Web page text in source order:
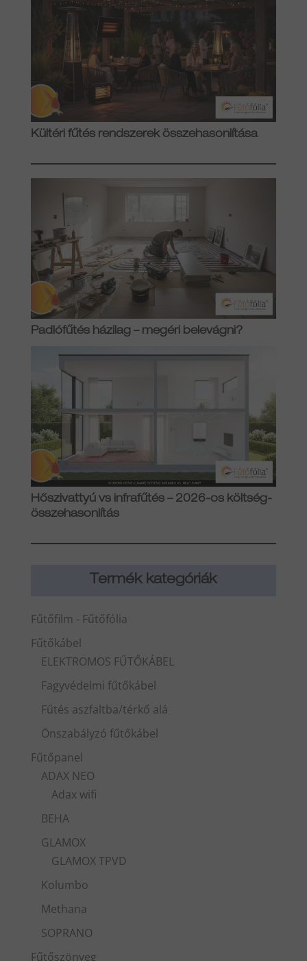
Kültéri fűtés rendszerek összehasonlítása
Padlófűtés házilag – megéri belevágni?
Hőszivattyú vs infrafűtés – 2026-os költség-
összehasonlítás
Termék kategóriák
Fűtőfilm - Fűtőfólia
Fűtőkábel
ELEKTROMOS FŰTŐKÁBEL
Fagyvédelmi fűtőkábel
Fűtés aszfaltba/térkő alá
Önszabályzó fűtőkábel
Fűtőpanel
ADAX NEO
Adax wifi
BEHA
GLAMOX
GLAMOX TPVD
Kolumbo
Methana
SOPRANO
Fűtőszönyeg